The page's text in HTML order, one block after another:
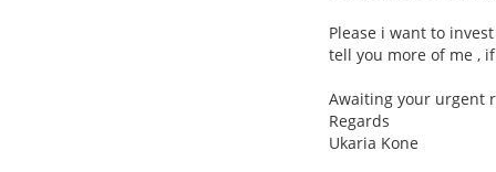
Please i want to
tell you more of me ,
Awaiting your urgent
Regards
Ukaria Kone